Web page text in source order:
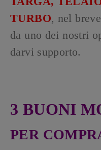
TURBO, nel
da uno dei nostri
darvi supporto.
3 BUONI
PER